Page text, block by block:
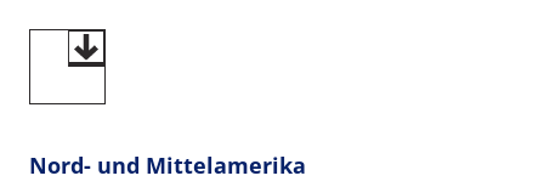
Nord- und Mittelamerika